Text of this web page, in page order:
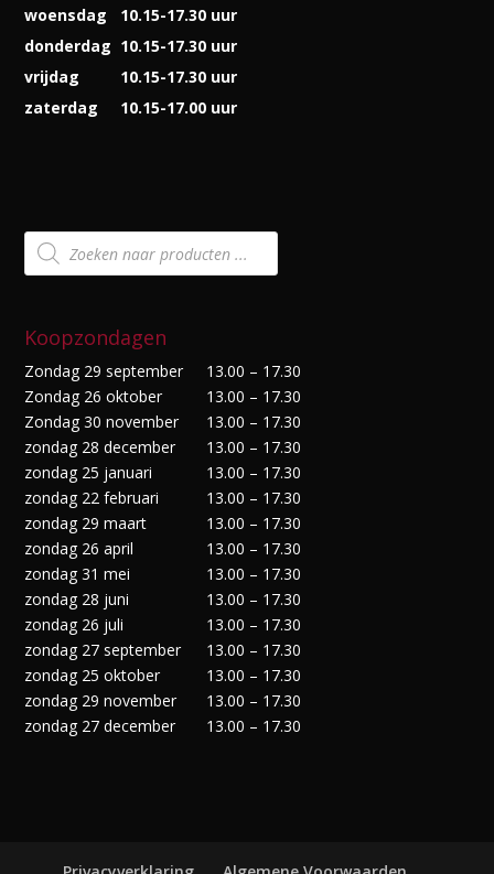
woensdag
10.15-17.30 uur
donderdag 10.15-17.30 uur
vrijdag
10.15-17.30 uur
zaterdag
10.15-17.00 uur
Producten
zoeken
Koopzondagen
Zondag 29 september
13.00 – 17.30
Zondag 26 oktober
13.00 – 17.30
Zondag 30 november
13.00 – 17.30
zondag 28 december
13.00 – 17.30
zondag 25 januari
13.00 – 17.30
zondag 22 februari
13.00 – 17.30
zondag 29 maart
13.00 – 17.30
zondag 26 april
13.00 – 17.30
zondag 31 mei
13.00 – 17.30
zondag 28 juni
13.00 – 17.30
zondag 26 juli
13.00 – 17.30
zondag 27 september
13.00 – 17.30
zondag 25 oktober
13.00 – 17.30
zondag 29 november
13.00 – 17.30
zondag 27 december
13.00 – 17.30